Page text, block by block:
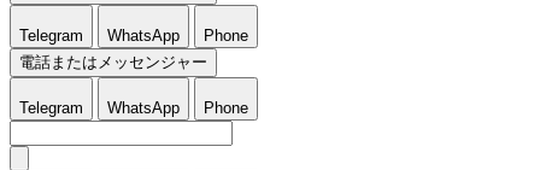
Telegram WhatsApp
Phone
電話またはメッセンジャー
Telegram WhatsApp Phone